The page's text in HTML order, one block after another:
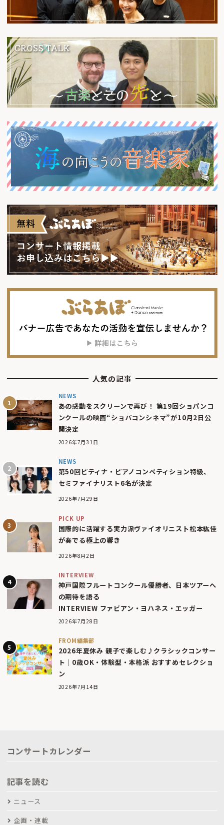
人気の記事
NEWS
あの感動をスクリーンで再び！ 第19回ショパンコ
ンクールの映画“ショパコンシネマ”が10月2日公
開決定
2026年7月31日
NEWS
第50回ピティナ・ピアノコンペティション特級、
セミファイナリスト6名が決定
2026年7月29日
PICK UP
国際的に活躍する実力派ヴァイオリニスト松本紘佳
が奏でる極上の響き
2026年8月2日
INTERVIEW
神戸国際フルートコンクール優勝者、日本ツアーへ
の期待を語る
INTERVIEW ファビアン・ヨハネス・エッガー
2026年7月28日
FROM編集部
2026年夏休み 親子で楽しむ♪クラシックコンサー
ト｜0歳OK・体験型・本格派 おすすめセレクショ
ン
2026年7月14日
コンサートカレンダー
記事を読む
ニュース
企画・連載